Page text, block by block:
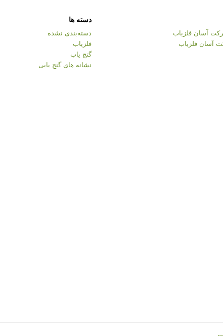
آسان فلزیاب
آسان فلزیاب
دسته ها
دسته‌بندی نشده
فلزیاب
گنج یاب
نشانه های گنج یابی